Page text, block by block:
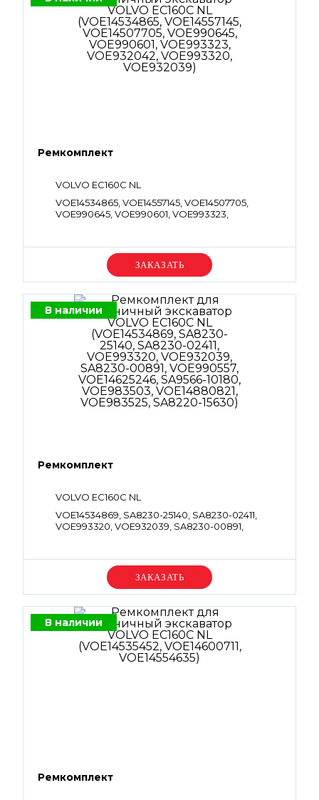
Ремкомплект
VOLVO EC160C NL
VOE14534865, VOE14557145, VOE14507705,
VOE990645, VOE990601, VOE993323,
Уточняйте цену
В наличии
Ремкомплект
VOLVO EC160C NL
VOE14534869, SA8230-25140, SA8230-02411,
VOE993320, VOE932039, SA8230-00891,
15630
Уточняйте цену
В наличии
Ремкомплект